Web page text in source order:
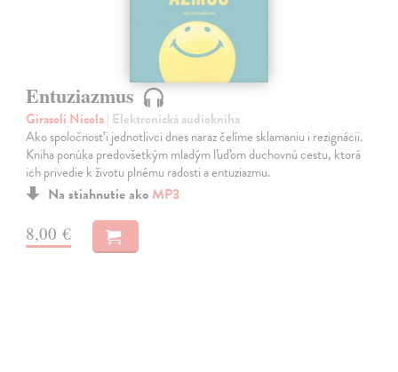
Entuziazmus
Girasoli Nicola| Elektronická audiokniha
Ako spoločnosť i jednotlivci dnes naraz čelíme sklamaniu i rezignácii.
Kniha ponúka predovšetkým mladým ľuďom duchovnú cestu, ktorá
ich privedie k životu plnému radosti a entuziazmu.
Na stiahnutie ako MP3
8,00 €